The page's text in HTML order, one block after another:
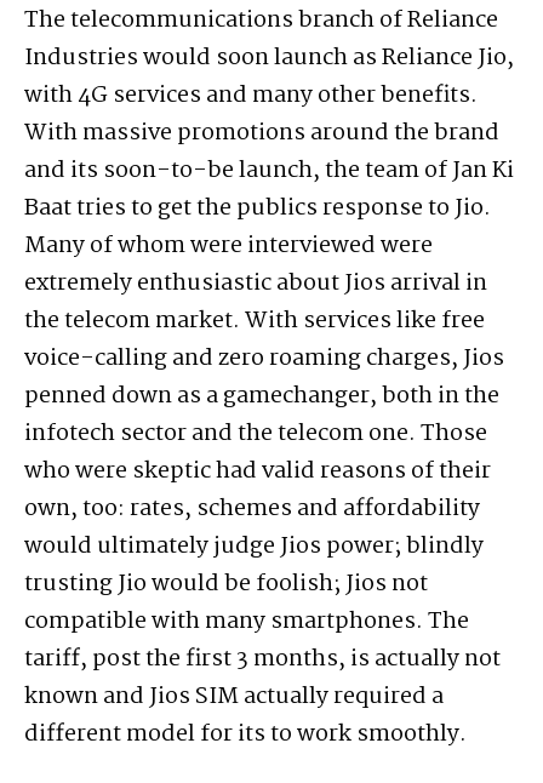
The telecommunications branch of Reliance
Industries would soon launch as Reliance Jio,
with 4G services and many other benefits.
With massive promotions around the brand
and its soon-to-be launch, the team of Jan Ki
Baat tries to get the publics response to Jio.
Many of whom were interviewed were
extremely enthusiastic about Jios arrival in
the telecom market. With services like free
voice-calling and zero roaming charges, Jios
penned down as a gamechanger, both in the
infotech sector and the telecom one. Those
who were skeptic had valid reasons of their
own, too: rates, schemes and affordability
would ultimately judge Jios power; blindly
trusting Jio would be foolish; Jios not
compatible with many smartphones. The
tariff, post the first 3 months, is actually not
known and Jios SIM actually required a
different model for its to work smoothly.